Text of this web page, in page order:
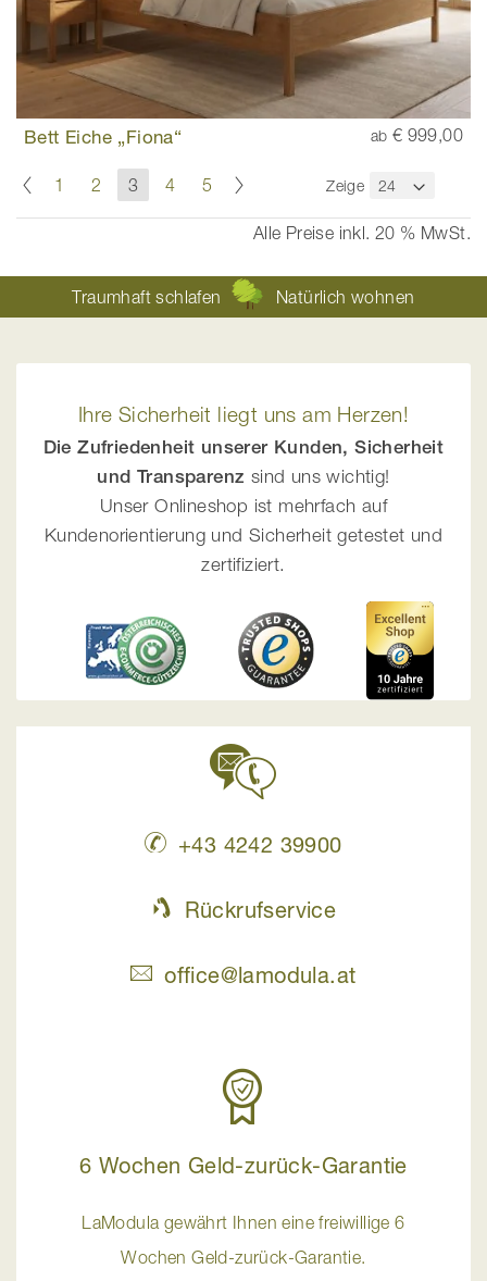
Bett Eiche „Fiona“ ab € 999,00
SeiteSeite
Zurück
Seite
1 Seite
2
Sie
lesen
gerade
3 Seite
4 Seite
5 Zeige
Alle Preise inkl. 20 % MwSt.
Traumhaft schlafen Natürlich wohnen
Ihre Sicherheit liegt uns am Herzen!
Die Zufriedenheit unserer Kunden, Sicherheit
und Transparenz sind uns wichtig!
Unser Onlineshop ist mehrfach auf
Kundenorientierung und Sicherheit getestet und
zertifiziert.
+43 4242 39900
Rückrufservice
office@lamodula.at
6 Wochen Geld-zurück-Garantie
LaModula gewährt Ihnen eine freiwillige 6
Wochen Geld-zurück-Garantie.